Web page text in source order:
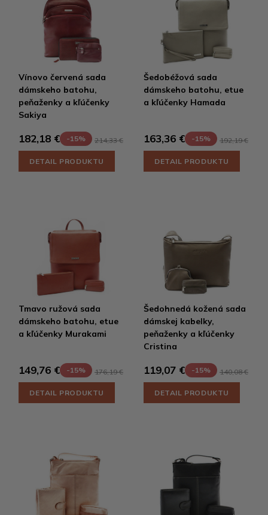
Vínovo červená sada
dámskeho batohu,
peňaženky a kľúčenky
Sakiya
182,18 € -15% 214,33 €
DETAIL PRODUKTU
Šedobéžová sada
dámskeho batohu, etue
a kľúčenky Hamada
163,36 € -15% 192,19 €
DETAIL PRODUKTU
Tmavo ružová sada
dámskeho batohu, etue
a kľúčenky Murakami
149,76 € -15% 176,19 €
DETAIL PRODUKTU
Šedohnedá kožená sada
dámskej kabelky,
peňaženky a kľúčenky
Cristina
119,07 € -15% 140,08 €
DETAIL PRODUKTU